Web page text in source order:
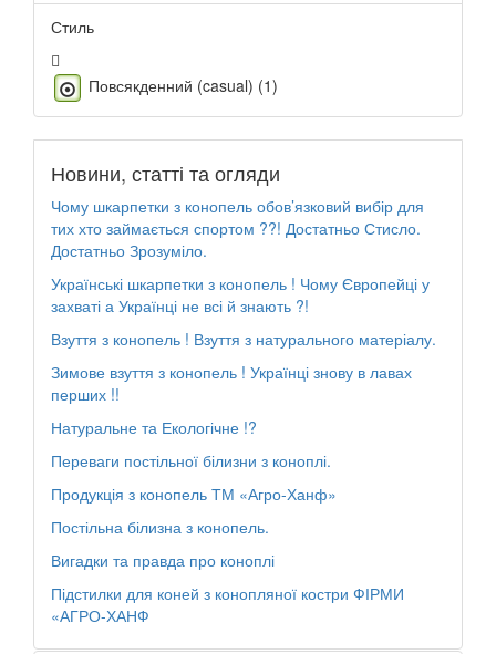
Стиль
Повсякденний (casual) (1)
Новини, статті та огляди
Чому шкарпетки з конопель обов’язковий вибір для
тих хто займається спортом ??! Достатньо Стисло.
Достатньо Зрозуміло.
Українські шкарпетки з конопель ! Чому Європейці у
захваті а Українці не всі й знають ?!
Взуття з конопель ! Взуття з натурального матеріалу.
Зимове взуття з конопель ! Українці знову в лавах
перших !!
Натуральне та Екологічне !?
Переваги постільної білизни з коноплі.
Продукція з конопель ТМ «Агро-Ханф»
Постільна білизна з конопель.
Вигадки та правда про коноплі
Підстилки для коней з конопляної костри ФІРМИ
«АГРО-ХАНФ